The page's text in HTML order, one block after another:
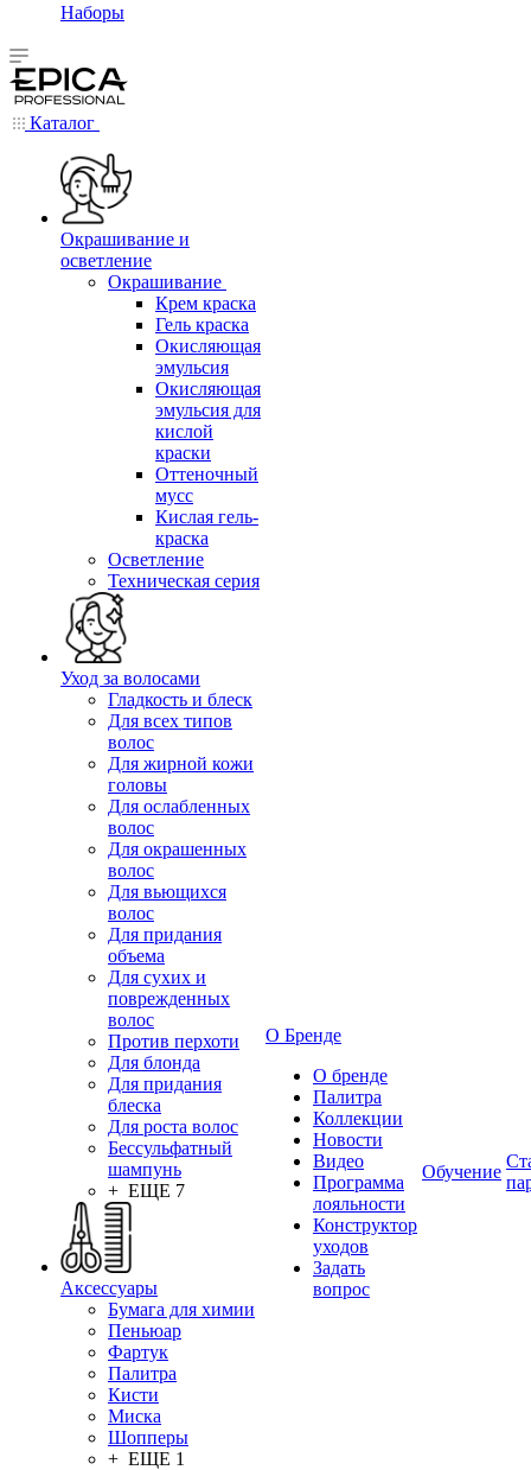
Наборы
Каталог
Окрашивание и
осветление
Окрашивание
Крем краска
Гель краска
Окисляющая
эмульсия
Окисляющая
эмульсия для
кислой
краски
Оттеночный
мусс
Кислая гель-
краска
Осветление
Техническая серия
Уход за волосами
Гладкость и блеск
Для всех типов
волос
Для жирной кожи
головы
Для ослабленных
волос
Для окрашенных
волос
Для вьющихся
волос
Для придания
объема
Для сухих и
поврежденных
волос
Против перхоти
Для блонда
Для придания
блеска
Для роста волос
Бессульфатный
шампунь
+ ЕЩЕ 7
Аксессуары
Бумага для химии
Пеньюар
Фартук
Палитра
Кисти
Миска
Шопперы
+ ЕЩЕ 1
О Бренде
О бренде
Палитра
Коллекции
Новости
Видео
Программа
лояльности
Конструктор
уходов
Задать
вопрос
Обучение